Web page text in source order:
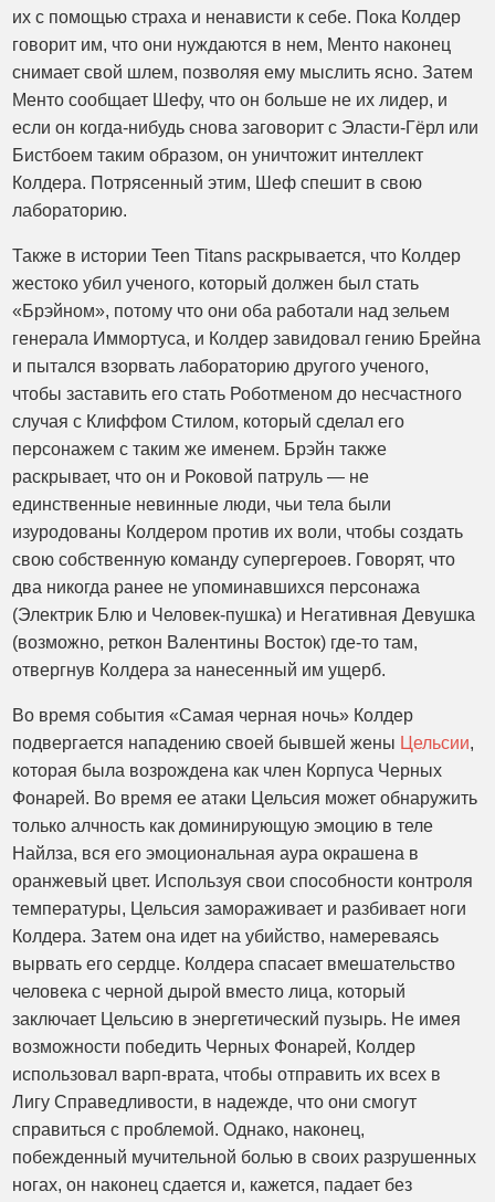
их с помощью страха и ненависти к себе. Пока Колдер
говорит им, что они нуждаются в нем, Менто наконец
снимает свой шлем, позволяя ему мыслить ясно. Затем
Менто сообщает Шефу, что он больше не их лидер, и
если он когда-нибудь снова заговорит с Эласти-Гёрл или
Бистбоем таким образом, он уничтожит интеллект
Колдера. Потрясенный этим, Шеф спешит в свою
лабораторию.
Также в истории Teen Titans раскрывается, что Колдер
жестоко убил ученого, который должен был стать
«Брэйном», потому что они оба работали над зельем
генерала Иммортуса, и Колдер завидовал гению Брейна
и пытался взорвать лабораторию другого ученого,
чтобы заставить его стать Роботменом до несчастного
случая с Клиффом Стилом, который сделал его
персонажем с таким же именем. Брэйн также
раскрывает, что он и Роковой патруль — не
единственные невинные люди, чьи тела были
изуродованы Колдером против их воли, чтобы создать
свою собственную команду супергероев. Говорят, что
два никогда ранее не упоминавшихся персонажа
(Электрик Блю и Человек-пушка) и Негативная Девушка
(возможно, реткон Валентины Восток) где-то там,
отвергнув Колдера за нанесенный им ущерб.
Во время события «Самая черная ночь» Колдер
подвергается нападению своей бывшей жены Цельсии,
которая была возрождена как член Корпуса Черных
Фонарей. Во время ее атаки Цельсия может обнаружить
только алчность как доминирующую эмоцию в теле
Найлза, вся его эмоциональная аура окрашена в
оранжевый цвет. Используя свои способности контроля
температуры, Цельсия замораживает и разбивает ноги
Колдера. Затем она идет на убийство, намереваясь
вырвать его сердце. Колдера спасает вмешательство
человека с черной дырой вместо лица, который
заключает Цельсию в энергетический пузырь. Не имея
возможности победить Черных Фонарей, Колдер
использовал варп-врата, чтобы отправить их всех в
Лигу Справедливости, в надежде, что они смогут
справиться с проблемой. Однако, наконец,
побежденный мучительной болью в своих разрушенных
ногах, он наконец сдается и, кажется, падает без